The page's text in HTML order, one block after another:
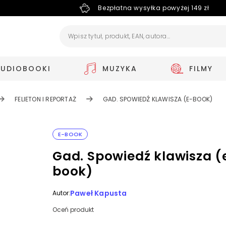
Bezpłatna wysyłka powyżej 149 zł
MUZYKA FILMY
FELIETON I REPORTAŻ GAD. SPOWIEDŹ KLAWISZA (E-BOOK)
E-BOOK
Gad. Spowiedź klawisza
book)
Autor:Paweł Kapusta
Oceń produkt